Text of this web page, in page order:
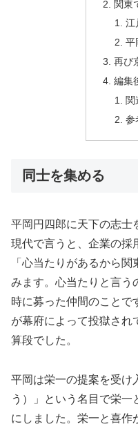
関東
江
平
再び
編集
関
参
同士を集める
平岡円四郎に天下の志士
現代で言うと、企業の採
「心当たりがあるから
みます。心当たりと言う
時に募った仲間のことで
が幕府によって投獄され
算段でした。
平岡は栄一の提案を受け
う）」という名目で栄一
にしました。栄一と喜作